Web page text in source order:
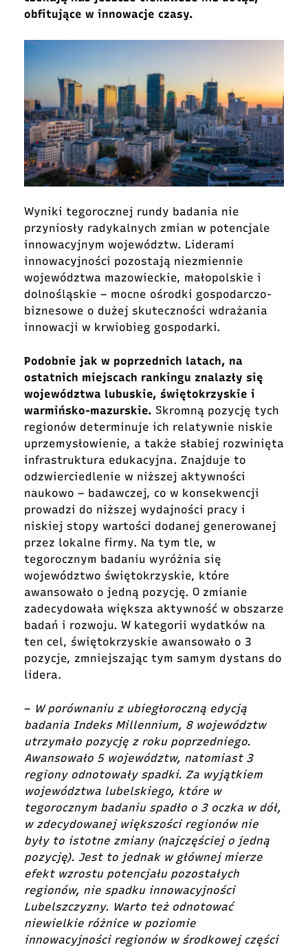
obfitujące w innowacje czasy.
Wyniki tegorocznej rundy badania nie
przyniosły radykalnych zmian w potencjale
innowacyjnym województw. Liderami
innowacyjności pozostają niezmiennie
województwa mazowieckie, małopolskie i
dolnośląskie – mocne ośrodki gospodarczo-
biznesowe o dużej skuteczności wdrażania
innowacji w krwiobieg gospodarki.
Podobnie jak w poprzednich latach, na
ostatnich miejscach rankingu znalazły się
województwa lubuskie, świętokrzyskie i
warmińsko-mazurskie. Skromną pozycję tych
regionów determinuje ich relatywnie niskie
uprzemysłowienie, a także słabiej rozwinięta
infrastruktura edukacyjna. Znajduje to
odzwierciedlenie w niższej aktywności
naukowo – badawczej, co w konsekwencji
prowadzi do niższej wydajności pracy i
niskiej stopy wartości dodanej generowanej
przez lokalne firmy. Na tym tle, w
tegorocznym badaniu wyróżnia się
województwo świętokrzyskie, które
awansowało o jedną pozycję. O zmianie
zadecydowała większa aktywność w obszarze
badań i rozwoju. W kategorii wydatków na
ten cel, świętokrzyskie awansowało o 3
pozycje, zmniejszając tym samym dystans do
lidera.
– W porównaniu z ubiegłoroczną edycją
badania Indeks Millennium, 8 województw
utrzymało pozycję z roku poprzedniego.
Awansowało 5 województw, natomiast 3
regiony odnotowały spadki. Za wyjątkiem
województwa lubelskiego, które w
tegorocznym badaniu spadło o 3 oczka w dół,
w zdecydowanej większości regionów nie
były to istotne zmiany (najczęściej o jedną
pozycję). Jest to jednak w głównej mierze
efekt wzrostu potencjału pozostałych
regionów, nie spadku innowacyjności
Lubelszczyzny. Warto też odnotować
niewielkie różnice w poziomie
innowacyjności regionów w środkowej części